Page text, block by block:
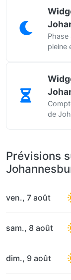
Phase
pleine
de
Prévisions
ven., 7 août
sam., 8 août
dim., 9 août